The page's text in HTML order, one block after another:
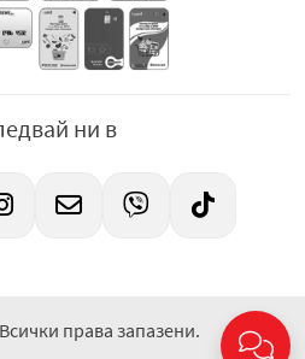
ни в
права запазени.